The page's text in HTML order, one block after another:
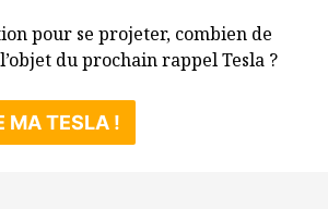
pour se projeter, combien de
du prochain rappel Tesla ?
MA TESLA !